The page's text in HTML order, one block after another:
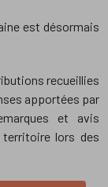
est désormais
recueillies
apportées par
et avis
lors des